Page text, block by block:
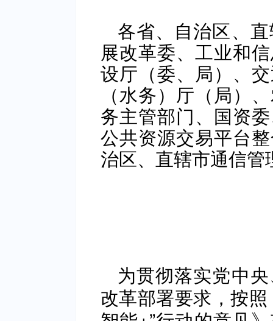
各省、自治区、
展改革委、工业和
设厅（委、局）、
（水务）厅（局）
务主管部门、国资
公共资源交易平台
治区、直辖市通信
为贯彻落实党中
改革部署要求，按